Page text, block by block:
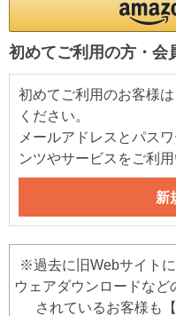
初めてご利用の方・会
初めてご利用のお客様
ください。
メールアドレスとパス
ンツやサービスをご利用
※過去に旧Webサイト
ウェアダウンロードな
されているお客様も